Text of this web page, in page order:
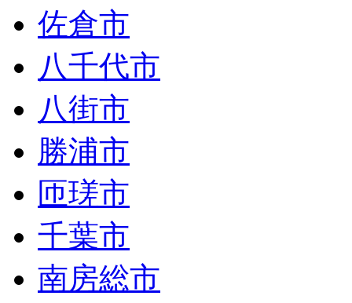
佐倉市
八千代市
八街市
勝浦市
匝瑳市
千葉市
南房総市